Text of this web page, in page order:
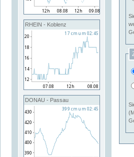
RHEIN - Koblenz
DONAU - Passau